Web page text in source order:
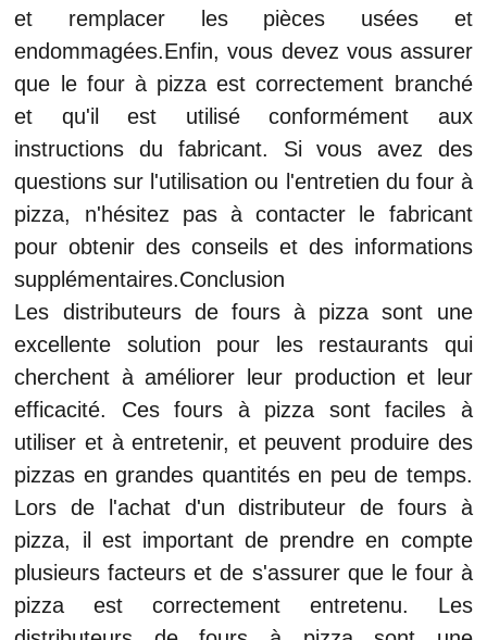
et remplacer les pièces usées et
endommagées.Enfin, vous devez vous assurer
que le four à pizza est correctement branché
et qu'il est utilisé conformément aux
instructions du fabricant. Si vous avez des
questions sur l'utilisation ou l'entretien du four à
pizza, n'hésitez pas à contacter le fabricant
pour obtenir des conseils et des informations
supplémentaires.Conclusion
Les distributeurs de fours à pizza sont une
excellente solution pour les restaurants qui
cherchent à améliorer leur production et leur
efficacité. Ces fours à pizza sont faciles à
utiliser et à entretenir, et peuvent produire des
pizzas en grandes quantités en peu de temps.
Lors de l'achat d'un distributeur de fours à
pizza, il est important de prendre en compte
plusieurs facteurs et de s'assurer que le four à
pizza est correctement entretenu. Les